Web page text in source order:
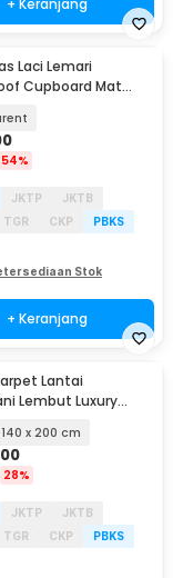
Laci Lemari
Cupboard Mat
54%
JKTP
JKTB
TGR CKP
PBKS
Stok
+ Keranjang
Lantai
Lembut Luxury
140 x 200 cm
28%
JKTP
JKTB
TGR CKP
PBKS